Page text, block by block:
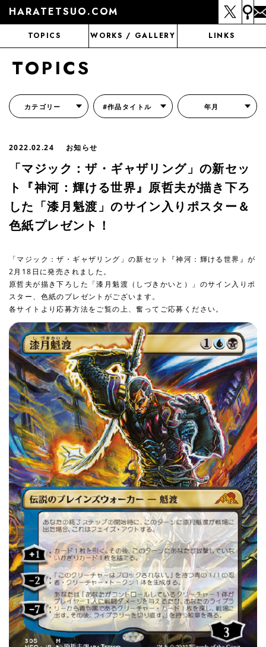
HARATETSUO.COM
TOPICS WORKS / GALLERY LINKS
TOPICS
カテゴリー #作品タイトル 年月
2022.02.24 お知らせ
「マジック：ザ・ギャザリング」の新セッ
ト『神河：輝ける世界』原哲夫が描き下ろ
した「漆月魁渡」のサイン入りポスター＆
色紙プレゼント！
「マジック：ザ・ギャザリング」の新セット『神河：輝ける世界』が
2月18日に発売されました。
原哲夫が描き下ろした「漆月魁渡（しづきかいと）」のサイン入りポ
スター、色紙のプレゼントがございます。
各サイトより応募方法をご覧の上、奮ってご応募ください。